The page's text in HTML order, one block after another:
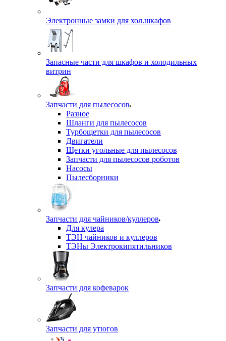
Электронные замки для хол.шкафов
Запасные части для шкафов и холодильных
витрин
Запчасти для пылесосов
Разное
Шланги для пылесосов
Турбощетки для пылесосов
Двигатели
Щетки угольные для пылесосов
Запчасти для пылесосов роботов
Насосы
Пылесборники
Запчасти для чайников/куллеров
Для кулера
ТЭН чайников и куллеров
ТЭНы Электрокипятильников
Запчасти для кофеварок
Запчасти для утюгов